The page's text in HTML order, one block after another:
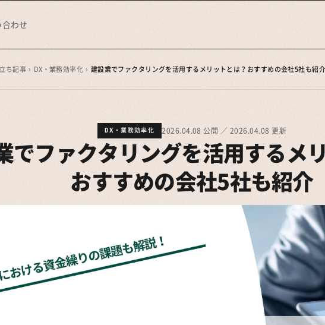
わせ
ち記事 › DX・業務効率化 › 建設業でファクタリングを活用するメリットとは？おすすめの会社5社も紹
DX・業務効率化 2026.04.08 公開 ／ 2026.04.08 更新
でファクタリングを活用するメ
おすすめの会社5社も紹介